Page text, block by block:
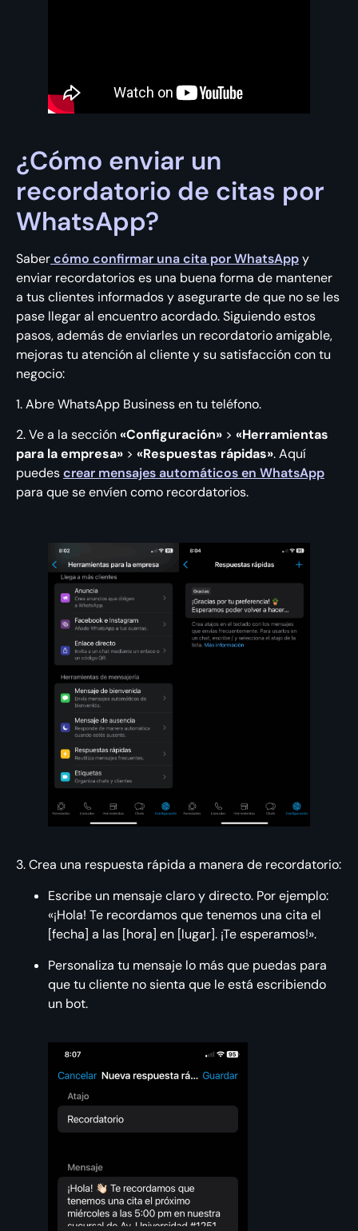
¿Cómo enviar un
recordatorio de citas por
WhatsApp?
Sabercómo confirmar una cita por WhatsAppy
enviar recordatorios es una buena forma de mantener
a tus clientes informados y asegurarte de que no se les
pase llegar al encuentro acordado. Siguiendo estos
pasos, además de enviarles un recordatorio amigable,
mejoras tu atención al cliente y su satisfacción con tu
negocio:
1. Abre WhatsApp Business en tu teléfono.
2. Ve a la sección«Configuración» > «Herramientas
para la empresa» > «Respuestas rápidas». Aquí
puedescrear mensajes automáticos en WhatsApp
para que se envíen como recordatorios.
3. Crea una respuesta rápida a manera de recordatorio:
Escribe un mensaje claro y directo. Por ejemplo:
«¡Hola! Te recordamos que tenemos una cita el
[fecha] a las [hora] en [lugar]. ¡Te esperamos!».
Personaliza tu mensaje lo más que puedas para
que tu cliente no sienta que le está escribiendo
un bot.